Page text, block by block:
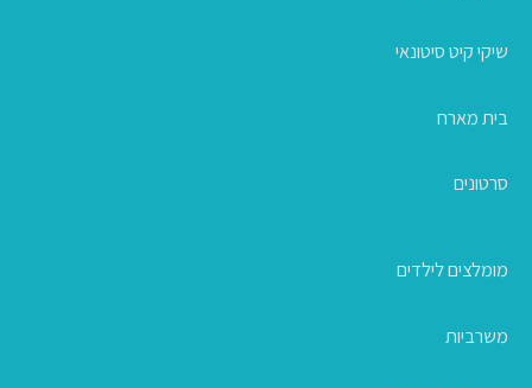
שיקי קיט סיטונאי
בית מארח
סרטונים
מומלצים לילדים
משרביות